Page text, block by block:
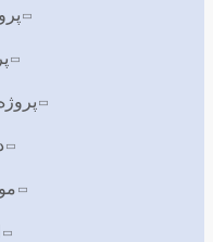
پروژه